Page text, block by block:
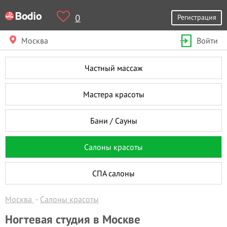
0 Регистрация
Москва Войти
Частный массаж
Мастера красоты
Бани / Сауны
Салоны красоты
СПА салоны
Москва Салоны красоты
Ногтевая студия в Москве